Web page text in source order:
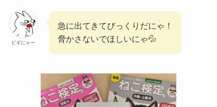
ビギにゃー
急に出てきてびっくりだにゃ！
脅かさないでほしいにゃ💦